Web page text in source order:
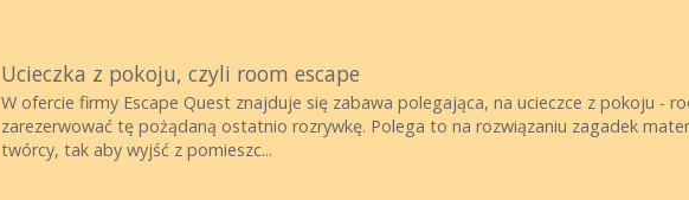
Ucieczka z pokoju, czyli room escape
W ofercie firmy Escape Quest znajduje się zabawa polegająca, na ucieczce z pokoju -
zarezerwować tę pożądaną ostatnio rozrywkę. Polega to na rozwiązaniu zagadek
twórcy, tak aby wyjść z pomieszc...